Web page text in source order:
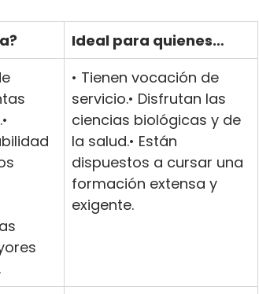
Ideal para quienes…
• Tienen vocación de
servicio.• Disfrutan las
ciencias biológicas y de
la salud.• Están
dispuestos a cursar una
formación extensa y
exigente.